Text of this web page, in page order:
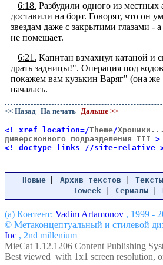
6:18. Разбудили одного из местных
доставили на борт. Говорят, что он
звездам даже с закрытими глазами -
не помешает.
6:21. Капитан взмахнул катаной и
драть задницы!". Операция под
покажем вам кузькин Варяг" (она
началась.
<< Назад На печать Дальше >>
<! xref location=/Theme/Хроники...
диверсионного подразделения III >
<! doctype links //site-relative
Новые | Архив текстов | Тексты
Toweek | Сериалы |
(a) Контент: Vadim Artamonov , 1999 -
© Метаконцептуальный и стилевой
Inc , 2nd millenium
MieCat 1.12.1206 Content Publishing
Best viewed with 1x1 screen resolution,